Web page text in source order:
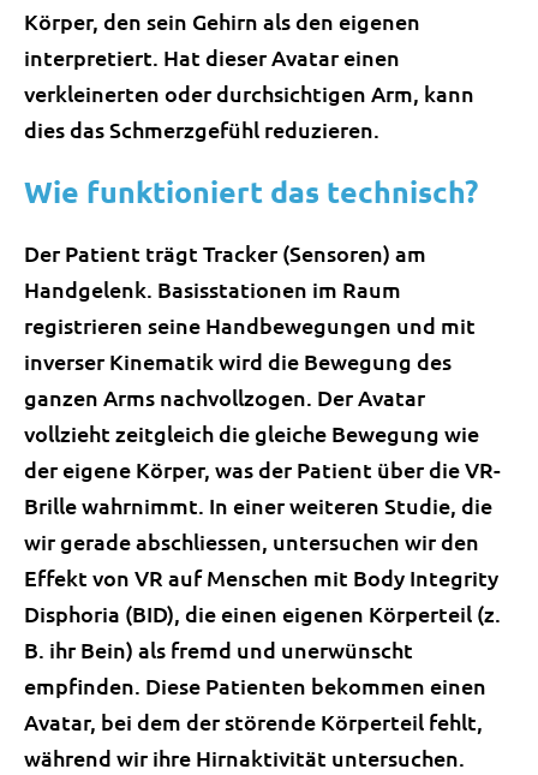
Körper, den sein Gehirn als den eigenen
interpretiert. Hat dieser Avatar einen
verkleinerten oder durchsichtigen Arm, kann
dies das Schmerzgefühl reduzieren.
Wie funktioniert das technisch?
Der Patient trägt Tracker (Sensoren) am
Handgelenk. Basisstationen im Raum
registrieren seine Handbewegungen und mit
inverser Kinematik wird die Bewegung des
ganzen Arms nachvollzogen. Der Avatar
vollzieht zeitgleich die gleiche Bewegung wie
der eigene Körper, was der Patient über die VR-
Brille wahrnimmt. In einer weiteren Studie, die
wir gerade abschliessen, untersuchen wir den
Effekt von VR auf Menschen mit Body Integrity
Disphoria (BID), die einen eigenen Körperteil (z.
B. ihr Bein) als fremd und unerwünscht
empfinden. Diese Patienten bekommen einen
Avatar, bei dem der störende Körperteil fehlt,
während wir ihre Hirnaktivität untersuchen.